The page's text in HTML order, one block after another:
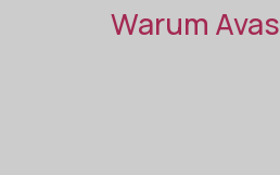
Warum